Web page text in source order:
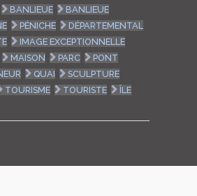
BANLIEUE
BANLIEUE
PÉNICHE
DÉPARTEMENTAL
IMAGE EXCEPTIONNELLE
MAISON PARC
PONT
QUAI
SCULPTURE
TOURISME TOURISTE ÎLE